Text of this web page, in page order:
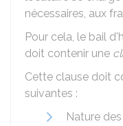
nécessaires, aux
Pour cela, le bail
doit contenir une
Cette clause doit
suivantes :
Nature